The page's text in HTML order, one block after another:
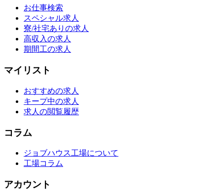
お仕事検索
スペシャル求人
寮/社宅ありの求人
高収入の求人
期間工の求人
マイリスト
おすすめの求人
キープ中の求人
求人の閲覧履歴
コラム
ジョブハウス工場について
工場コラム
アカウント